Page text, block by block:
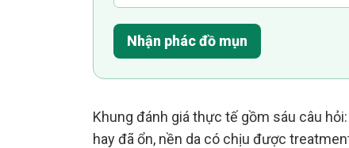
Nhận phác đồ mụn
Khung đánh giá thực tế gồm sáu câu
hay đã ổn, nền da có chịu được